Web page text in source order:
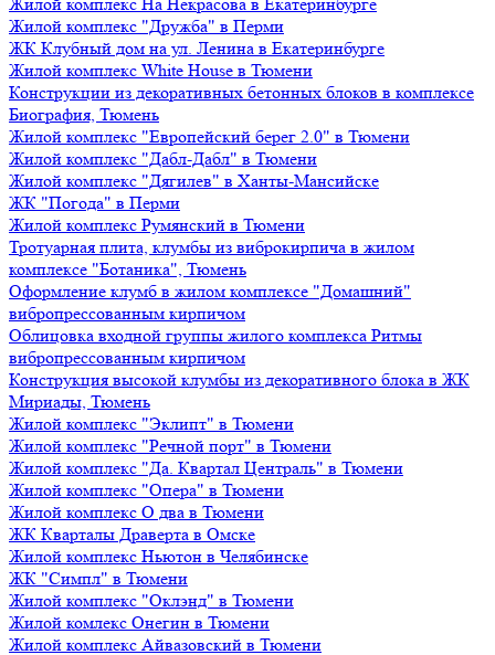
Жилой комплекс "Дружба" в Перми
ЖК Клубный дом на ул. Ленина в Екатеринбурге
Жилой комплекс White House в Тюмени
Конструкции из декоративных бетонных блоков в комплексе
Биография, Тюмень
Жилой комплекс "Европейский берег 2.0" в Тюмени
Жилой комплекс "Дабл-Дабл" в Тюмени
Жилой комплекс "Дягилев" в Ханты-Мансийске
ЖК "Погода" в Перми
Жилой комплекс Румянский в Тюмени
Тротуарная плита, клумбы из виброкирпича в жилом
комплексе "Ботаника", Тюмень
Оформление клумб в жилом комплексе "Домашний"
вибропрессованным кирпичом
Облицовка входной группы жилого комплекса Ритмы
вибропрессованным кирпичом
Конструкция высокой клумбы из декоративного блока в ЖК
Мириады, Тюмень
Жилой комплекс "Эклипт" в Тюмени
Жилой комплекс "Речной порт" в Тюмени
Жилой комплекс "Да. Квартал Централь" в Тюмени
Жилой комплекс "Опера" в Тюмени
Жилой комплекс О два в Тюмени
ЖК Кварталы Драверта в Омске
Жилой комплекс Ньютон в Челябинске
ЖК "Симпл" в Тюмени
Жилой комплекс "Оклэнд" в Тюмени
Жилой комлекс Онегин в Тюмени
Жилой комплекс Айвазовский в Тюмени